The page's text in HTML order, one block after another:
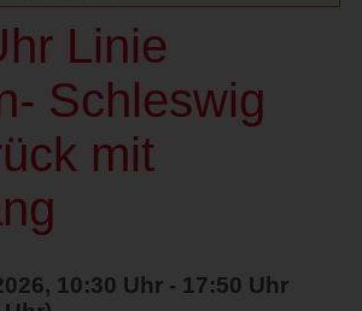
Linie
Schleswig
mit
10:30 Uhr - 17:50 Uhr